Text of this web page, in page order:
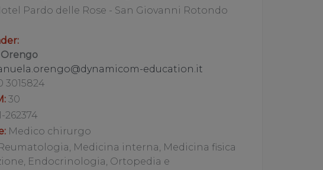
Pardo delle Rose - San Giovanni Rotondo
education.it
3015824
30
262374
Medico chirurgo
Medicina interna, Medicina fisica
Endocrinologia, Ortopedia e